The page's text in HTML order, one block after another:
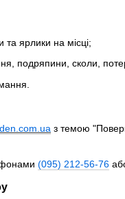
та ярлики на місці;
подряпини, сколи,
ua з темою
(095) 212-56-76